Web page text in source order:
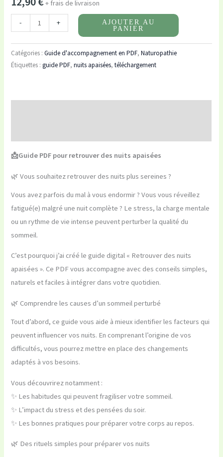
+ frais de livraison
- +
AJOUTER AU
PANIER
Catégories :Guide d'accompagnement en PDF,Naturopathie
Étiquettes :guide PDF,nuits apaisées,téléchargement
📩Guide PDF pour retrouver des nuits apaisées
🌿 Vous souhaitez retrouver des nuits plus sereines ?
Vous avez parfois du mal à vous endormir ? Vous vous réveillez
fatigué(e) malgré une nuit complète ? Le stress, la charge mentale
ou un rythme de vie intense peuvent perturber la qualité du
sommeil.
C’est pourquoi j’ai créé le guide digital « Retrouver des nuits
apaisées ». Ce PDF vous accompagne avec des conseils simples,
naturels et faciles à intégrer dans votre quotidien.
🌿 Comprendre les causes d’un sommeil perturbé
Tout d’abord, ce guide vous aide à mieux identifier les facteurs qui
peuvent influencer vos nuits. En comprenant l’origine de vos
difficultés, vous pourrez mettre en place des changements
adaptés à vos besoins.
Vous découvrirez notamment :
✨ Les habitudes qui peuvent fragiliser votre sommeil.
✨ L’impact du stress et des pensées du soir.
✨ Les bonnes pratiques pour préparer votre corps au repos.
🌿 Des rituels simples pour préparer vos nuits